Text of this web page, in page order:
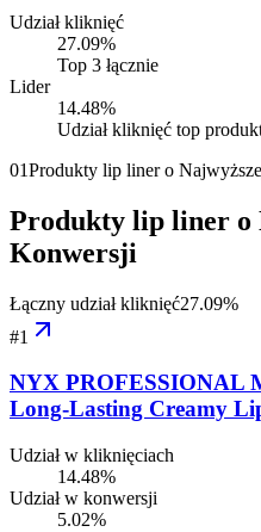
Udział kliknięć
27.09%
Top 3 łącznie
Lider
14.48%
Udział kliknięć top
01Produkty lip liner o
Produkty lip liner o
Konwersji
Łączny udział kliknięć27.09%
#1
NYX PROFESSIONAL
Long-Lasting Creamy
Udział w kliknięciach
14.48%
Udział w konwersji
5.02%